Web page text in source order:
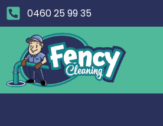
0460 25 99 35